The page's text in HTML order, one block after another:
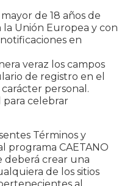
de 18 años de
Unión Europea y con
en
veraz los campos
de registro en el
personal.
para celebrar
Términos y
programa CAETANO
deberá crear una
de los sitios